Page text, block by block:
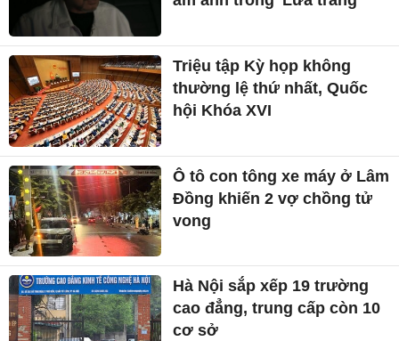
Triệu tập Kỳ họp không
thường lệ thứ nhất, Quốc
hội Khóa XVI
Ô tô con tông xe máy ở Lâm
Đồng khiến 2 vợ chồng tử
vong
Hà Nội sắp xếp 19 trường
cao đẳng, trung cấp còn 10
cơ sở